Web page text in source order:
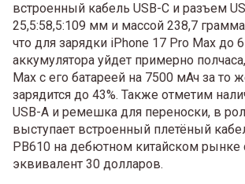
встроенный кабель USB-C и разъем
25,5:58,5:109 мм и массой 238,7
что для зарядки iPhone 17 Pro Max до
аккумулятора уйдет примерно
Max с его батареей на 7500 мАч за то
зарядится до 43%. Также отметим
USB-A и ремешка для переноски, в
выступает встроенный плетёный
PB610 на дебютном китайском рынке
эквивалент 30 долларов.